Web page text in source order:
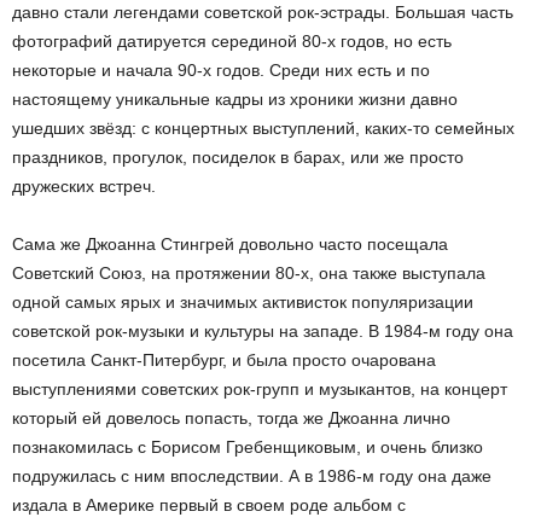
давно стали легендами советской рок-эстрады. Большая часть
фотографий датируется серединой 80-х годов, но есть
некоторые и начала 90-х годов. Среди них есть и по
настоящему уникальные кадры из хроники жизни давно
ушедших звёзд: с концертных выступлений, каких-то семейных
праздников, прогулок, посиделок в барах, или же просто
дружеских встреч.
Сама же Джоанна Стингрей довольно часто посещала
Советский Союз, на протяжении 80-х, она также выступала
одной самых ярых и значимых активисток популяризации
советской рок-музыки и культуры на западе. В 1984-м году она
посетила Санкт-Питербург, и была просто очарована
выступлениями советских рок-групп и музыкантов, на концерт
который ей довелось попасть, тогда же Джоанна лично
познакомилась с Борисом Гребенщиковым, и очень близко
подружилась с ним впоследствии. А в 1986-м году она даже
издала в Америке первый в своем роде альбом с